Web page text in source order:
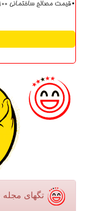
قیمت مصالح ساختمانی ۱۰۰ درصد گران گردید
تگهای